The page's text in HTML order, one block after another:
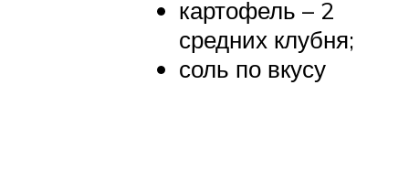
картофель – 2
средних клубня;
соль по вкусу